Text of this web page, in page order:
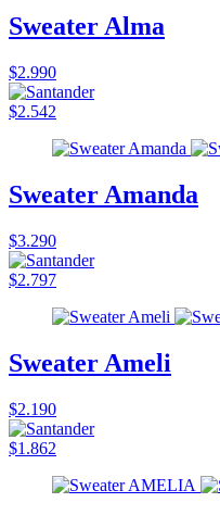
Sweater Alma
$2.990
$2.542
Sweater Amanda
$3.290
$2.797
Sweater Ameli
$2.190
$1.862